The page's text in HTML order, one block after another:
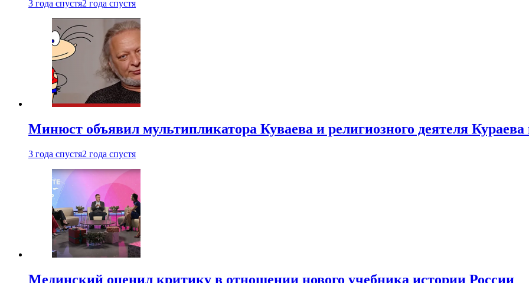
3 года спустя2 года спустя
Минюст объявил мультипликатора Куваева и религиозного деятеля
3 года спустя2 года спустя
Мединский оценил критику в отношении нового учебника истории России